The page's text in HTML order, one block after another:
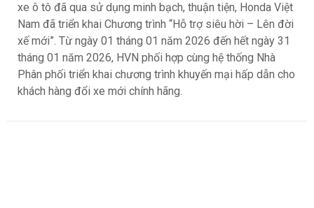
xe ô tô đã qua sử dụng minh bạch, thuận tiện, Honda Việt
Nam đã triển khai Chương trình “Hỗ trợ siêu hời – Lên đời
xế mới”. Từ ngày 01 tháng 01 năm 2026 đến hết ngày 31
tháng 01 năm 2026, HVN phối hợp cùng hệ thống Nhà
Phân phối triển khai chương trình khuyến mại hấp dẫn cho
khách hàng đổi xe mới chính hãng.